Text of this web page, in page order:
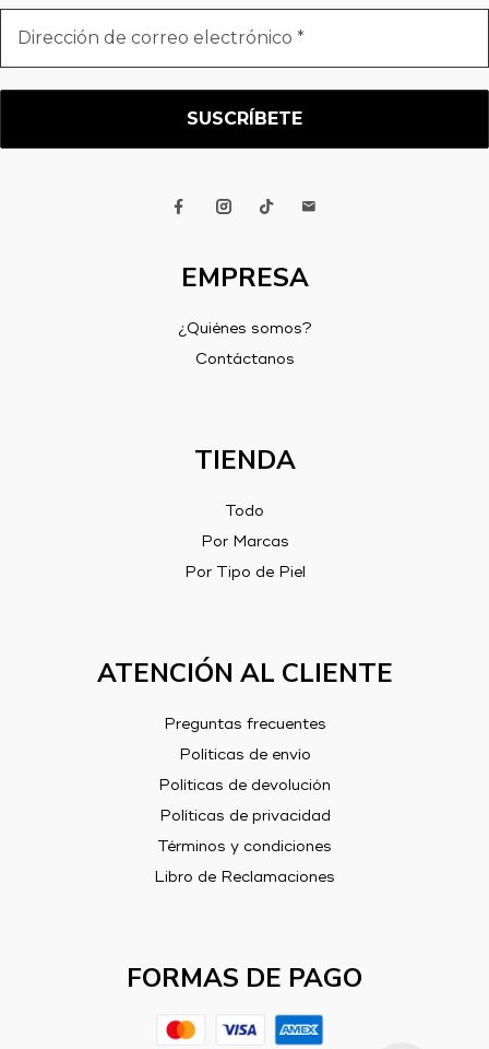
de
EMPRESA
¿Quiénes somos?
Contáctanos
TIENDA
Todo
Por Marcas
Por Tipo de Piel
ATENCIÓN AL CLIENTE
Preguntas frecuentes
Políticas de envío
Políticas de devolución
Políticas de privacidad
Términos y condiciones
Libro de Reclamaciones
FORMAS DE PAGO